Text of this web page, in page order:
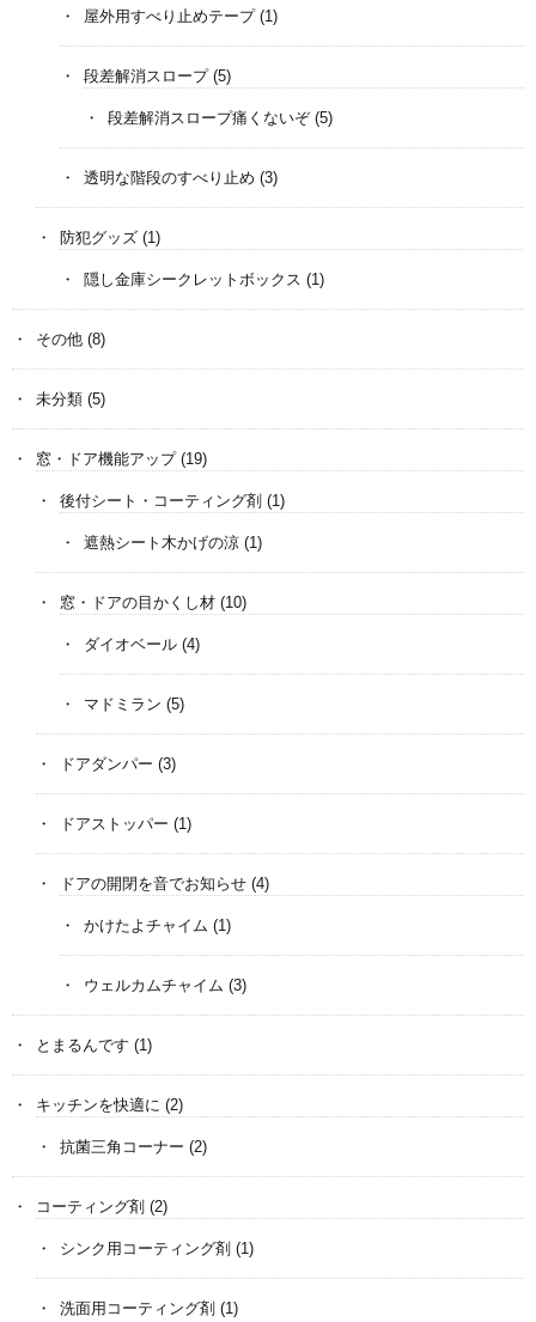
屋外用すべり止めテープ(1)
段差解消スロープ(5)
段差解消スロープ痛くないぞ(5)
透明な階段のすべり止め (3)
防犯グッズ (1)
隠し金庫シークレットボックス (1)
その他 (8)
未分類 (5)
窓・ドア機能アップ(19)
後付シート・コーティング剤 (1)
遮熱シート木かげの涼 (1)
窓・ドアの目かくし材 (10)
ダイオベール (4)
マドミラン (5)
ドアダンパー (3)
ドアストッパー (1)
ドアの開閉を音でお知らせ (4)
かけたよチャイム (1)
ウェルカムチャイム (3)
とまるんです (1)
キッチンを快適に (2)
抗菌三角コーナー (2)
コーティング剤 (2)
シンク用コーティング剤 (1)
洗面用コーティング剤 (1)